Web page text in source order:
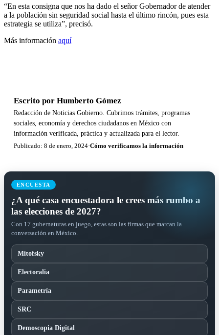
“En esta consigna que nos ha dado el señor Gobernador de atender
a la población sin seguridad social hasta el último rincón, pues esta
estrategia se utiliza”, precisó.
Más información aquí
Escrito por Humberto Gómez
Redacción de Noticias Gobierno. Cubrimos trámites, programas
sociales, economía y derechos ciudadanos en México con
información verificada, práctica y actualizada para el lector.
Publicado: 8 de enero, 2024·Cómo verificamos la información
ENCUESTA
¿A qué casa encuestadora le crees más rumbo a
las elecciones de 2027?
Con 17 gubernaturas en juego, estas son las firmas que marcan la
conversación en México.
Mitofsky
Electoralia
Parametría
SRC
Demoscopia Digital